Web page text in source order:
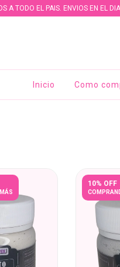
A TODO EL PAIS. ENVIOS EN EL
Inicio Como
10% OFF